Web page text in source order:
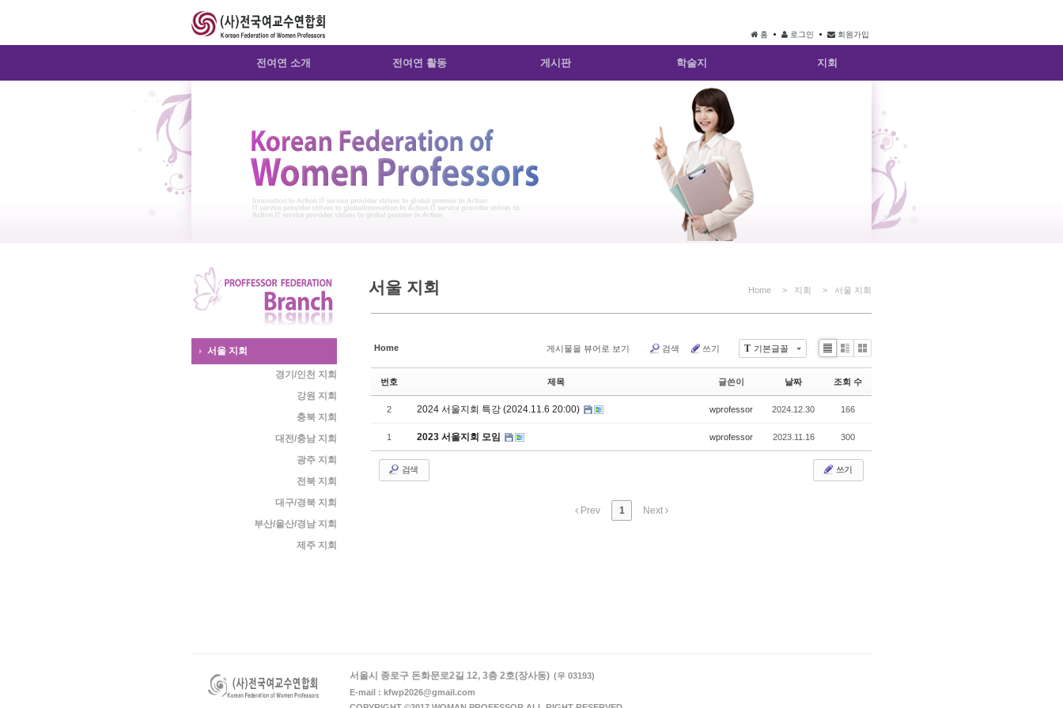
홈 로그인 회원가입
전여연 소개 전여연 활동 게시판 학술지 지회
서울 지회
경기/인천 지회
강원 지회
충북 지회
대전/충남 지회
광주 지회
전북 지회
대구/경북 지회
부산/울산/경남 지회
제주 지회
서울 지회 Home > 지회 > 서울 지회
Home T 기본글꼴
게시물을 뷰어로 보기 검색 쓰기
Li
Zi
e
G
le
번호 제목 글쓴이 날짜 조회 수
2 2024 서울지회 특강 (2024.11.6 20:00) wprofessor 2024.12.30 166
1 2023 서울지회 모임 wprofessor 2023.11.16 300
검색 쓰기
Prev 1 Next
서울시 종로구 돈화문로2길 12, 3층 2호(장사동) (우 03193)
E-mail : kfwp2026@gmail.com